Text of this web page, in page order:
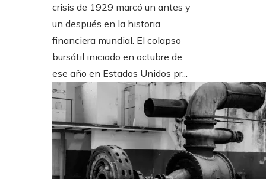
crisis de 1929 marcó un antes y
un después en la historia
financiera mundial. El colapso
bursátil iniciado en octubre de
ese año en Estados Unidos pr...